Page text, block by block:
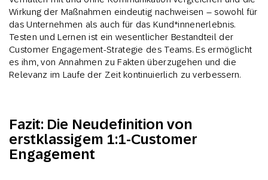
Wirkung der Maßnahmen eindeutig nachweisen – sowohl für
das Unternehmen als auch für das Kund*innenerlebnis.
Testen und Lernen ist ein wesentlicher Bestandteil der
Customer Engagement-Strategie des Teams. Es ermöglicht
es ihm, von Annahmen zu Fakten überzugehen und die
Relevanz im Laufe der Zeit kontinuierlich zu verbessern.
Fazit: Die Neudefinition von
erstklassigem 1:1-Customer
Engagement